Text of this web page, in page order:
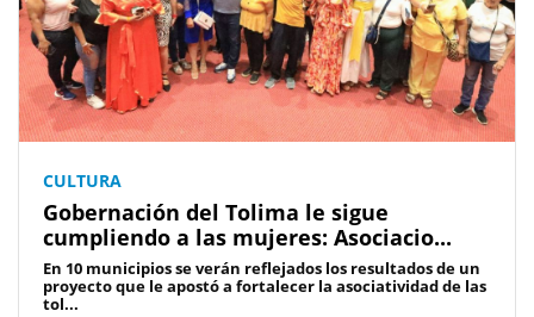
CULTURA
Gobernación del Tolima le sigue
cumpliendo a las mujeres: Asociacio...
En 10 municipios se verán reflejados los resultados de un
proyecto que le apostó a fortalecer la asociatividad de las
tol...